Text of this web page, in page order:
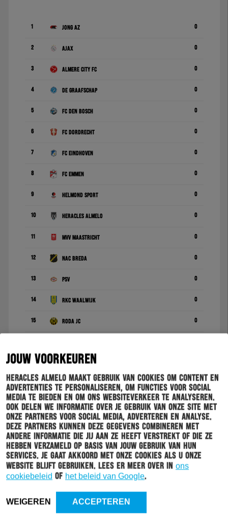
JOUW VOORKEUREN
Heracles Almelo maakt gebruik van cookies om content en
advertenties te personaliseren, om functies voor social
media te bieden en om ons websiteverkeer te analyseren.
Ook delen we informatie over je gebruik van onze site met
onze partners voor social media, adverteren en analyse.
Deze partners kunnen deze gegevens combineren met
andere informatie die jij aan ze heeft verstrekt of die ze
hebben verzameld op basis van jouw gebruik van hun
services. Je gaat akkoord met onze cookies als u onze
website blijft gebruiken. Lees er meer over in ons
cookiebeleid of het beleid van Google.
WEIGEREN ACCEPTEREN
1 Jong AZ 0
2 Ajax 0
3 Almere City FC 0
4 De Graafschap 0
5 FC Den Bosch 0
6 FC Dordrecht 0
7 FC Eindhoven 0
8 FC Emmen 0
9 Helmond Sport 0
10 Heracles Almelo 0
11 MVV Maastricht 0
12 NAC Breda 0
13 PSV 0
14 RKC Waalwijk 0
15 Roda JC 0
Jong FC Utrecht
18 VVV-Venlo 0
19 Vitesse 0
20 FC Volendam 0
4 - 5